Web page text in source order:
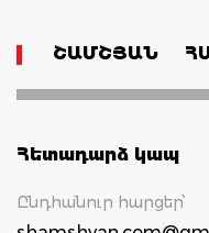
ՇԱՄՇՅԱՆ
Հետադարձ կապ
Ընդհանուր հարցեր՝